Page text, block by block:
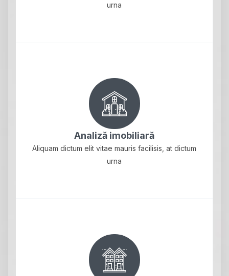
urna
Analiză imobiliară
Aliquam dictum elit vitae mauris facilisis, at dictum
urna